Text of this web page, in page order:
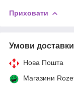
Приховати
Умови доставки
Нова Пошта
Магазини